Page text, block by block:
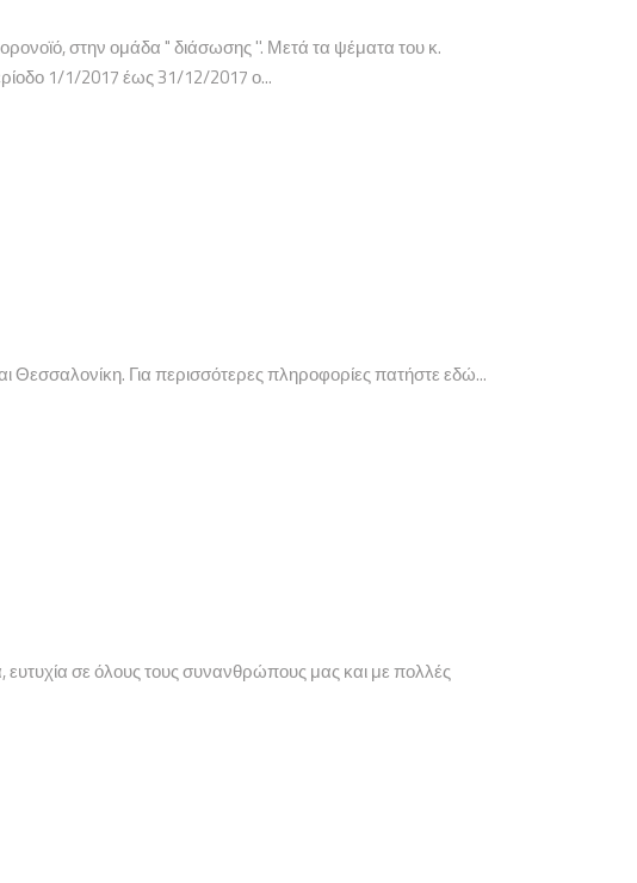
στην ομάδα " διάσωσης ''. Μετά τα ψέματα του κ.
1/1/2017 έως 31/12/2017 ο...
Για περισσότερες πληροφορίες πατήστε εδώ...
σε όλους τους συνανθρώπους μας και με πολλές